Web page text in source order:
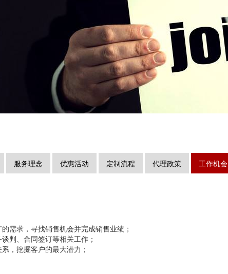
服务理念 优惠活动 定制流程 代理政策 工作机会
需求，寻找销售机会并完成销售业绩；
判、合同签订等相关工作；
，挖掘客户的最大潜力；